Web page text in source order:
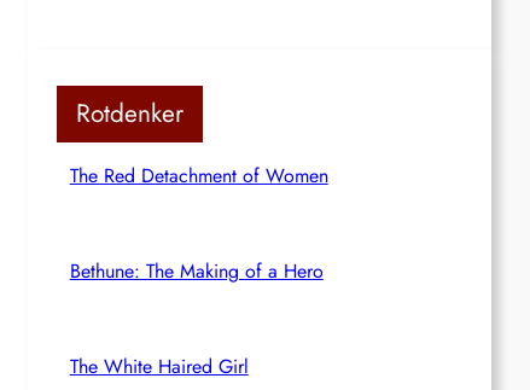
Rotdenker
The Red Detachment of Women
Bethune: The Making of a Hero
The White Haired Girl